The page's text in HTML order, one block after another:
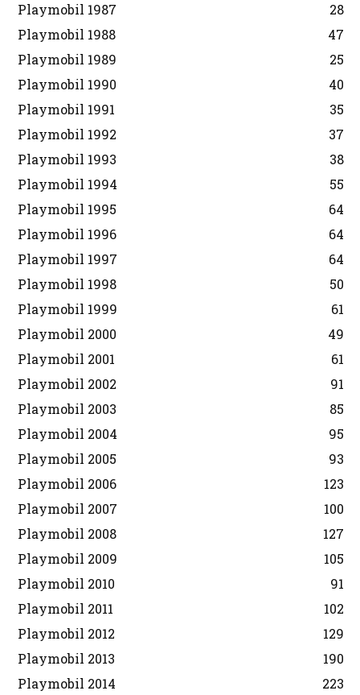
Playmobil 1987
28
Playmobil 1988
47
Playmobil 1989
25
Playmobil 1990
40
Playmobil 1991
35
Playmobil 1992
37
Playmobil 1993
38
Playmobil 1994
55
Playmobil 1995
64
Playmobil 1996
64
Playmobil 1997
64
Playmobil 1998
50
Playmobil 1999
61
Playmobil 2000
49
Playmobil 2001
61
Playmobil 2002
91
Playmobil 2003
85
Playmobil 2004
95
Playmobil 2005
93
Playmobil 2006
123
Playmobil 2007
100
Playmobil 2008
127
Playmobil 2009
105
Playmobil 2010
91
Playmobil 2011
102
Playmobil 2012
129
Playmobil 2013
190
Playmobil 2014
223